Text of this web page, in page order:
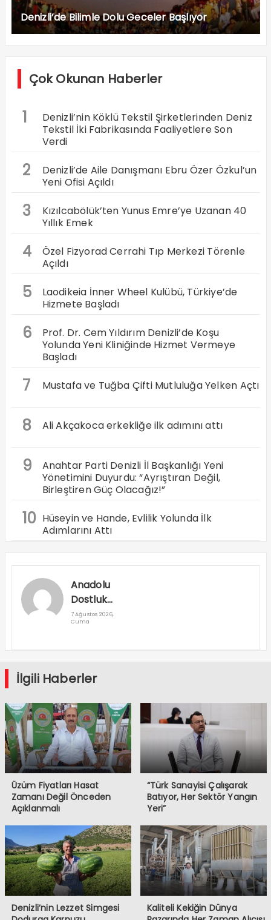
Denizli’de Bilimle Dolu Geceler Başlıyor
Çok Okunan Haberler
1
Denizli’nin Köklü Tekstil Şirketlerinden Deniz
Tekstil İki Fabrikasında Faaliyetlere Son
Verdi
2
Denizli’de Aile Danışmanı Ebru Özer Özkul’un
Yeni Ofisi Açıldı
3
Kızılcabölük’ten Yunus Emre’ye Uzanan 40
Yıllık Emek
4
Özel Fizyorad Cerrahi Tıp Merkezi Törenle
Açıldı
5
Laodikeia İnner Wheel Kulübü, Türkiye’de
Hizmete Başladı
6
Prof. Dr. Cem Yıldırım Denizli’de Koşu
Yolunda Yeni Kliniğinde Hizmet Vermeye
Başladı
7 Mustafa ve Tuğba Çifti Mutluluğa Yelken Açtı
8 Ali Akçakoca erkekliğe ilk adımını attı
9
Anahtar Parti Denizli İl Başkanlığı Yeni
Yönetimini Duyurdu: “Ayrıştıran Değil,
Birleştiren Güç Olacağız!”
10 Hüseyin ve Hande, Evlilik Yolunda İlk
Adımlarını Attı
Anadolu
Dostluk
Rallisi
7 Ağustos 2026,
Cuma
İlgili Haberler
Üzüm Fiyatları Hasat
Zamanı Değil Önceden
Açıklanmalı
“Türk Sanayisi Çalışarak
Batıyor, Her Sektör Yangın
Yeri”
Denizli’nin Lezzet Simgesi
Kaliteli Kekiğin Dünya